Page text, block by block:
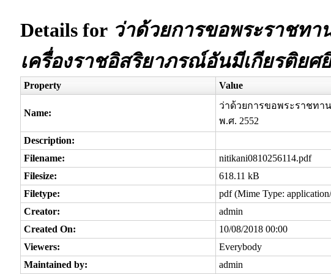
Details for ว่าด้วยการขอพระราชทา
เครื่องราชอิสริยาภรณ์อันมีเกียรติยศ
Property Value
Name:
ว่าด้วยการขอพระราชทา
พ.ศ. 2552
Description:
Filename:
nitikani0810256114.pdf
Filesize:
618.11 kB
Filetype:
pdf (Mime Type:
Creator:
admin
Created On:
10/08/2018 00:00
Viewers:
Everybody
Maintained by:
admin